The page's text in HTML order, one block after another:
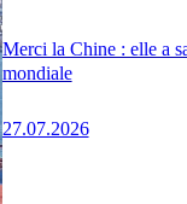
Merci la Chine : elle a
mondiale
27.07.2026